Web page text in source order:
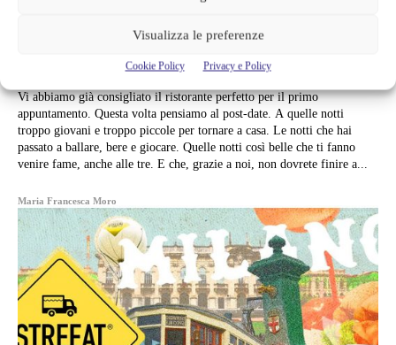
Visualizza le preferenze
Cookie Policy Privacy e Policy
5 RISTORANTI PER LO SPUNTINO
DI MEZZANOTTE A MILANO
Vi abbiamo già consigliato il ristorante perfetto per il primo
appuntamento. Questa volta pensiamo al post-date. A quelle notti
troppo giovani e troppo piccole per tornare a casa. Le notti che hai
passato a ballare, bere e giocare. Quelle notti così belle che ti fanno
venire fame, anche alle tre. E che, grazie a noi, non dovrete finire a...
Maria Francesca Moro